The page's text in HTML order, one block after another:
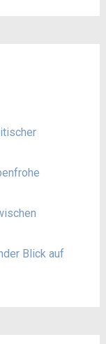
Blick auf